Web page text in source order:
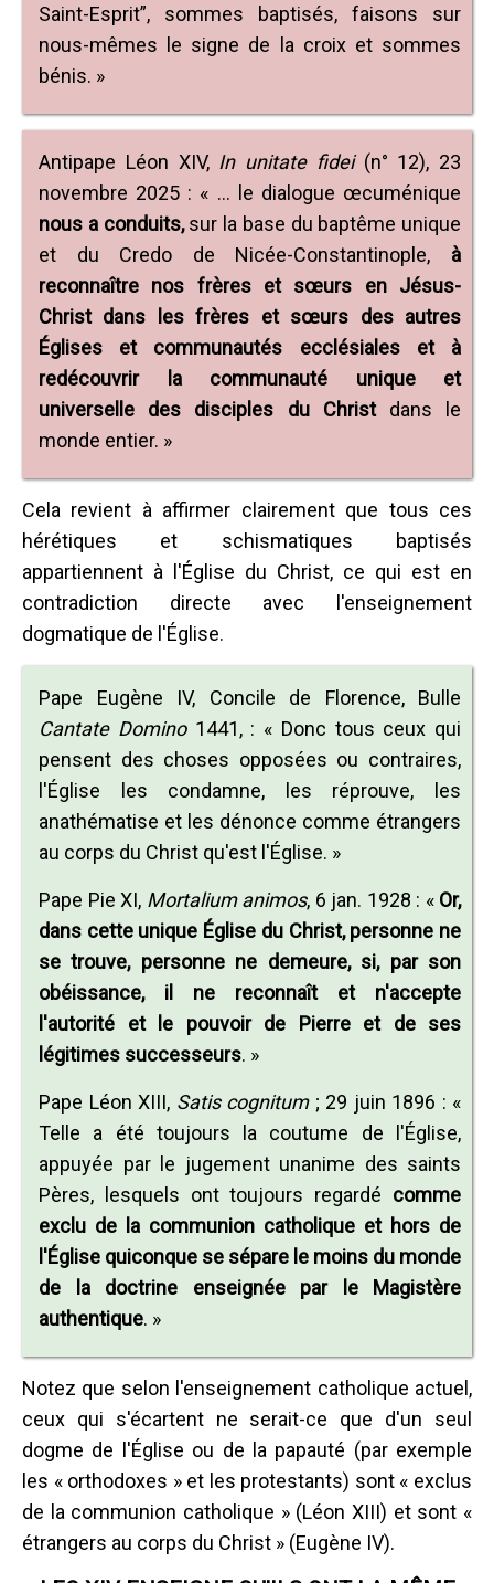
Saint-Esprit”, sommes baptisés, faisons sur
nous-mêmes le signe de la croix et sommes
bénis. »
Antipape Léon XIV, In unitate fidei(n° 12), 23
novembre 2025 : « … le dialogue œcuménique
nous a conduits,sur la base du baptême unique
et du Credo de Nicée-Constantinople, à
reconnaître nos frères et sœurs en Jésus-
Christ dans les frères et sœurs des autres
Églises et communautés ecclésiales et à
redécouvrir la communauté unique et
universelle des disciples du Christdans le
monde entier. »
Cela revient à affirmer clairement que tous ces
hérétiques et schismatiques baptisés
appartiennent à l'Église du Christ, ce qui est en
contradiction directe avec l'enseignement
dogmatique de l'Église.
Pape Eugène IV, Concile de Florence, Bulle
Cantate Domino1441, : « Donc tous ceux qui
pensent des choses opposées ou contraires,
l'Église les condamne, les réprouve, les
anathématise et les dénonce comme étrangers
au corps du Christ qu'est l'Église. »
Pape Pie XI, Mortalium animos, 6 jan. 1928 : « Or,
dans cette unique Église du Christ, personne ne
se trouve, personne ne demeure, si, par son
obéissance, il ne reconnaît et n'accepte
l'autorité et le pouvoir de Pierre et de ses
légitimes successeurs. »
Pape Léon XIII, Satis cognitum; 29 juin 1896 : «
Telle a été toujours la coutume de l'Église,
appuyée par le jugement unanime des saints
Pères, lesquels ont toujours regardé comme
exclu de la communion catholique et hors de
l'Église quiconque se sépare le moins du monde
de la doctrine enseignée par le Magistère
authentique. »
Notez que selon l'enseignement catholique actuel,
ceux qui s'écartent ne serait-ce que d'un seul
dogme de l'Église ou de la papauté (par exemple
les « orthodoxes » et les protestants) sont « exclus
de la communion catholique » (Léon XIII) et sont «
étrangers au corps du Christ » (Eugène IV).